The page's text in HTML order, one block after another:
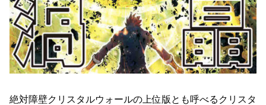
絶対障壁クリスタルウォールの上位版とも呼べるクリスタ